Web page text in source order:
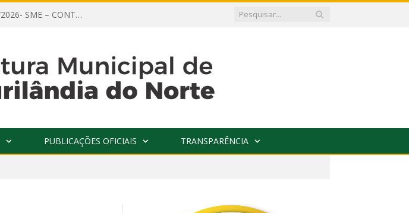
AVISO DE DISPENSA DE LICITAÇÃO Nº 400012/2026- SME – CONTRATAÇÃO DE EMPRESA ESPECIALIZADA PARA LOCAÇÃO DE ÔNIBUS EXECUTIVO COM CAPACIDADE DE 60 (SESSENTA) POLTRONAS, PARA TRANSPORTAR PROFESSORES RESPONSÁVEIS E ALUNOS PARA BRASÍLIA, COM SAÍDA DIA 10/08/2026 E RETORNO DIA 14/08/2026
PUBLICAÇÕES OFICIAIS TRANSPARÊNCIA